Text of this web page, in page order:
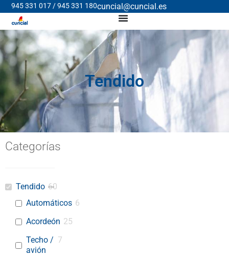
945 331 017 / 945 331 180cuncial@cuncial.es
Tendido
Categorías
Tendido 60
Automáticos 6
Acordeón 25
Techo /
avión
7